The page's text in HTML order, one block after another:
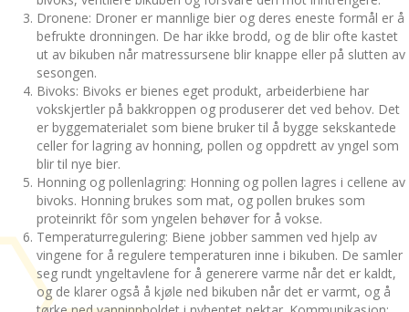
Dronene: Droner er mannlige bier og deres eneste formål er å
befrukte dronningen. De har ikke brodd, og de blir ofte kastet
ut av bikuben når matressursene blir knappe eller på slutten av
sesongen.
Bivoks: Bivoks er bienes eget produkt, arbeiderbiene har
vokskjertler på bakkroppen og produserer det ved behov. Det
er byggematerialet som biene bruker til å bygge sekskantede
celler for lagring av honning, pollen og oppdrett av yngel som
blir til nye bier.
Honning og pollenlagring: Honning og pollen lagres i cellene av
bivoks. Honning brukes som mat, og pollen brukes som
proteinrikt fôr som yngelen behøver for å vokse.
Temperaturregulering: Biene jobber sammen ved hjelp av
vingene for å regulere temperaturen inne i bikuben. De samler
seg rundt yngeltavlene for å generere varme når det er kaldt,
og de klarer også å kjøle ned bikuben når det er varmt, og å